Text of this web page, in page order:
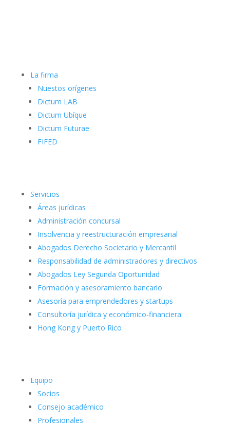
La firma
Nuestos orígenes
Dictum LAB
Dictum Ubīque
Dictum Futurae
FIFED
Servicios
Áreas jurídicas
Administración concursal
Insolvencia y reestructuración empresarial
Abogados Derecho Societario y Mercantil
Responsabilidad de administradores y directivos
Abogados Ley Segunda Oportunidad
Formación y asesoramiento bancario
Asesoría para emprendedores y startups
Consultoría jurídica y económico-financiera
Hong Kong y Puerto Rico
Equipo
Socios
Consejo académico
Profesionales